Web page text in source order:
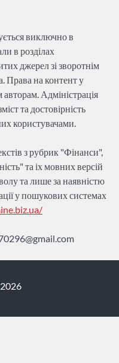
виключно в
в розділах
джерел зі зворотнім
Права на контент у
Адміністрація
та достовірність
користувачами.
з рубрик "Фінанси",
та іх мовних версій
та лише за наявністю
у пошукових системах